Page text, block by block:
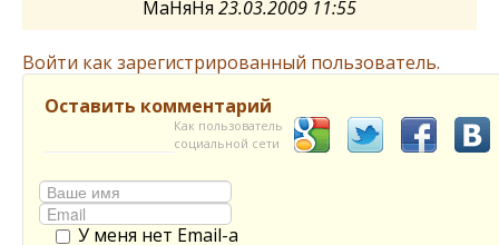
МаНяНя 23.03.2009 11:55
Войти как зарегистрированный пользователь.
Оставить комментарий
Как пользователь
социальной сети
У меня нет Email-а